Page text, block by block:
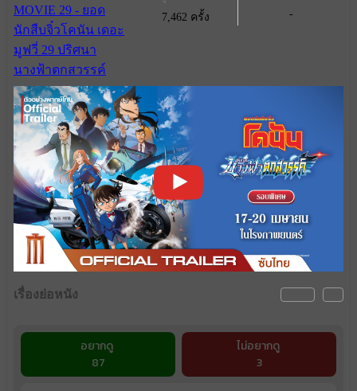
7,462 ครั้ง -
เรื่องย่อหนัง
อยากดู
87
ไม่อยากดู
3